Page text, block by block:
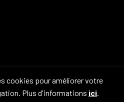
cookies pour améliorer votre
Plus d'informations ici.